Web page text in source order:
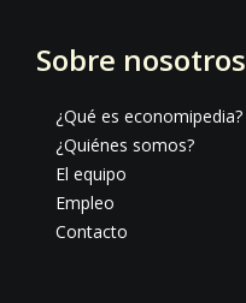
Sobre nosotros
¿Qué es economipedia?
¿Quiénes somos?
El equipo
Empleo
Contacto